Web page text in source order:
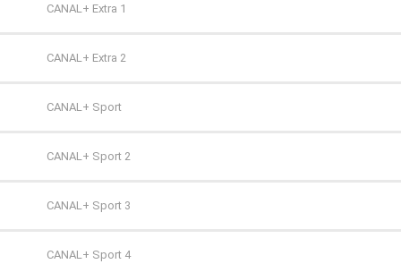
TVN
Polonia 1
Polsat 2
Super Polsat
Tele 5
TV 4
TV 6
ale kino+
AMC
Antena HD
AXN
AXN Black
AXN Spin
CANAL+ Extra 1
CANAL+ Extra 2
CANAL+ Sport
CANAL+ Sport 2
CANAL+ Sport 3
CANAL+ Sport 4